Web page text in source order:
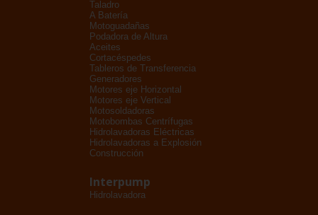
Taladro
A Batería
Motoguadañas
Podadora de Altura
Aceites
Cortacéspedes
Tableros de Transferencia
Generadores
Motores eje Horizontal
Motores eje Vertical
Motosoldadoras
Motobombas Centrífugas
Hidrolavadoras Eléctricas
Hidrolavadoras a Explosión
Construcción
Interpump
Hidrolavadora